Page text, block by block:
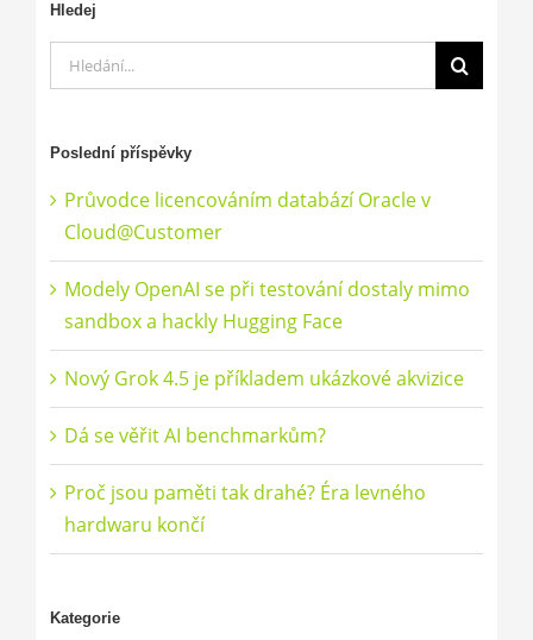
Hledej
Hledat:
Poslední příspěvky
Průvodce licencováním databází Oracle v
Cloud@Customer
Modely OpenAI se při testování dostaly mimo
sandbox a hackly Hugging Face
Nový Grok 4.5 je příkladem ukázkové akvizice
Dá se věřit AI benchmarkům?
Proč jsou paměti tak drahé? Éra levného
hardwaru končí
Kategorie